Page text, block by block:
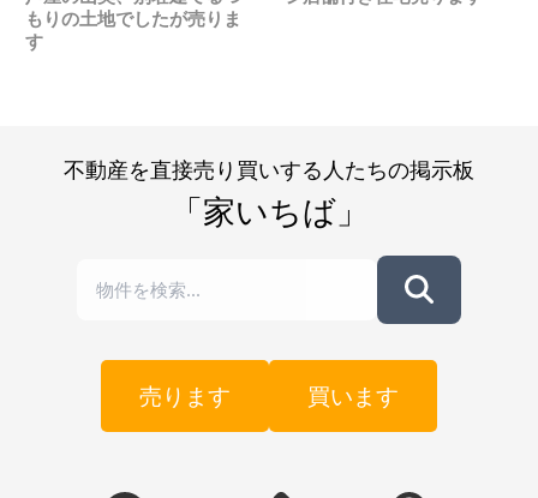
もりの土地でしたが売りま
す
不動産を直接売り買いする人たちの掲示板
「家いちば」
売ります 買います